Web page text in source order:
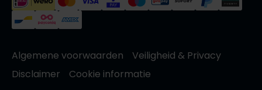
Algemene voorwaarden
Veiligheid & Privacy
Disclaimer
Cookie informatie